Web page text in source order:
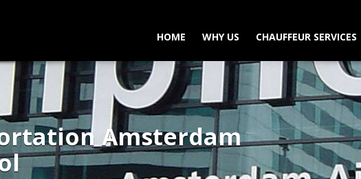
HOME WHY US CHAUFFEUR SERVICES
Amsterdam